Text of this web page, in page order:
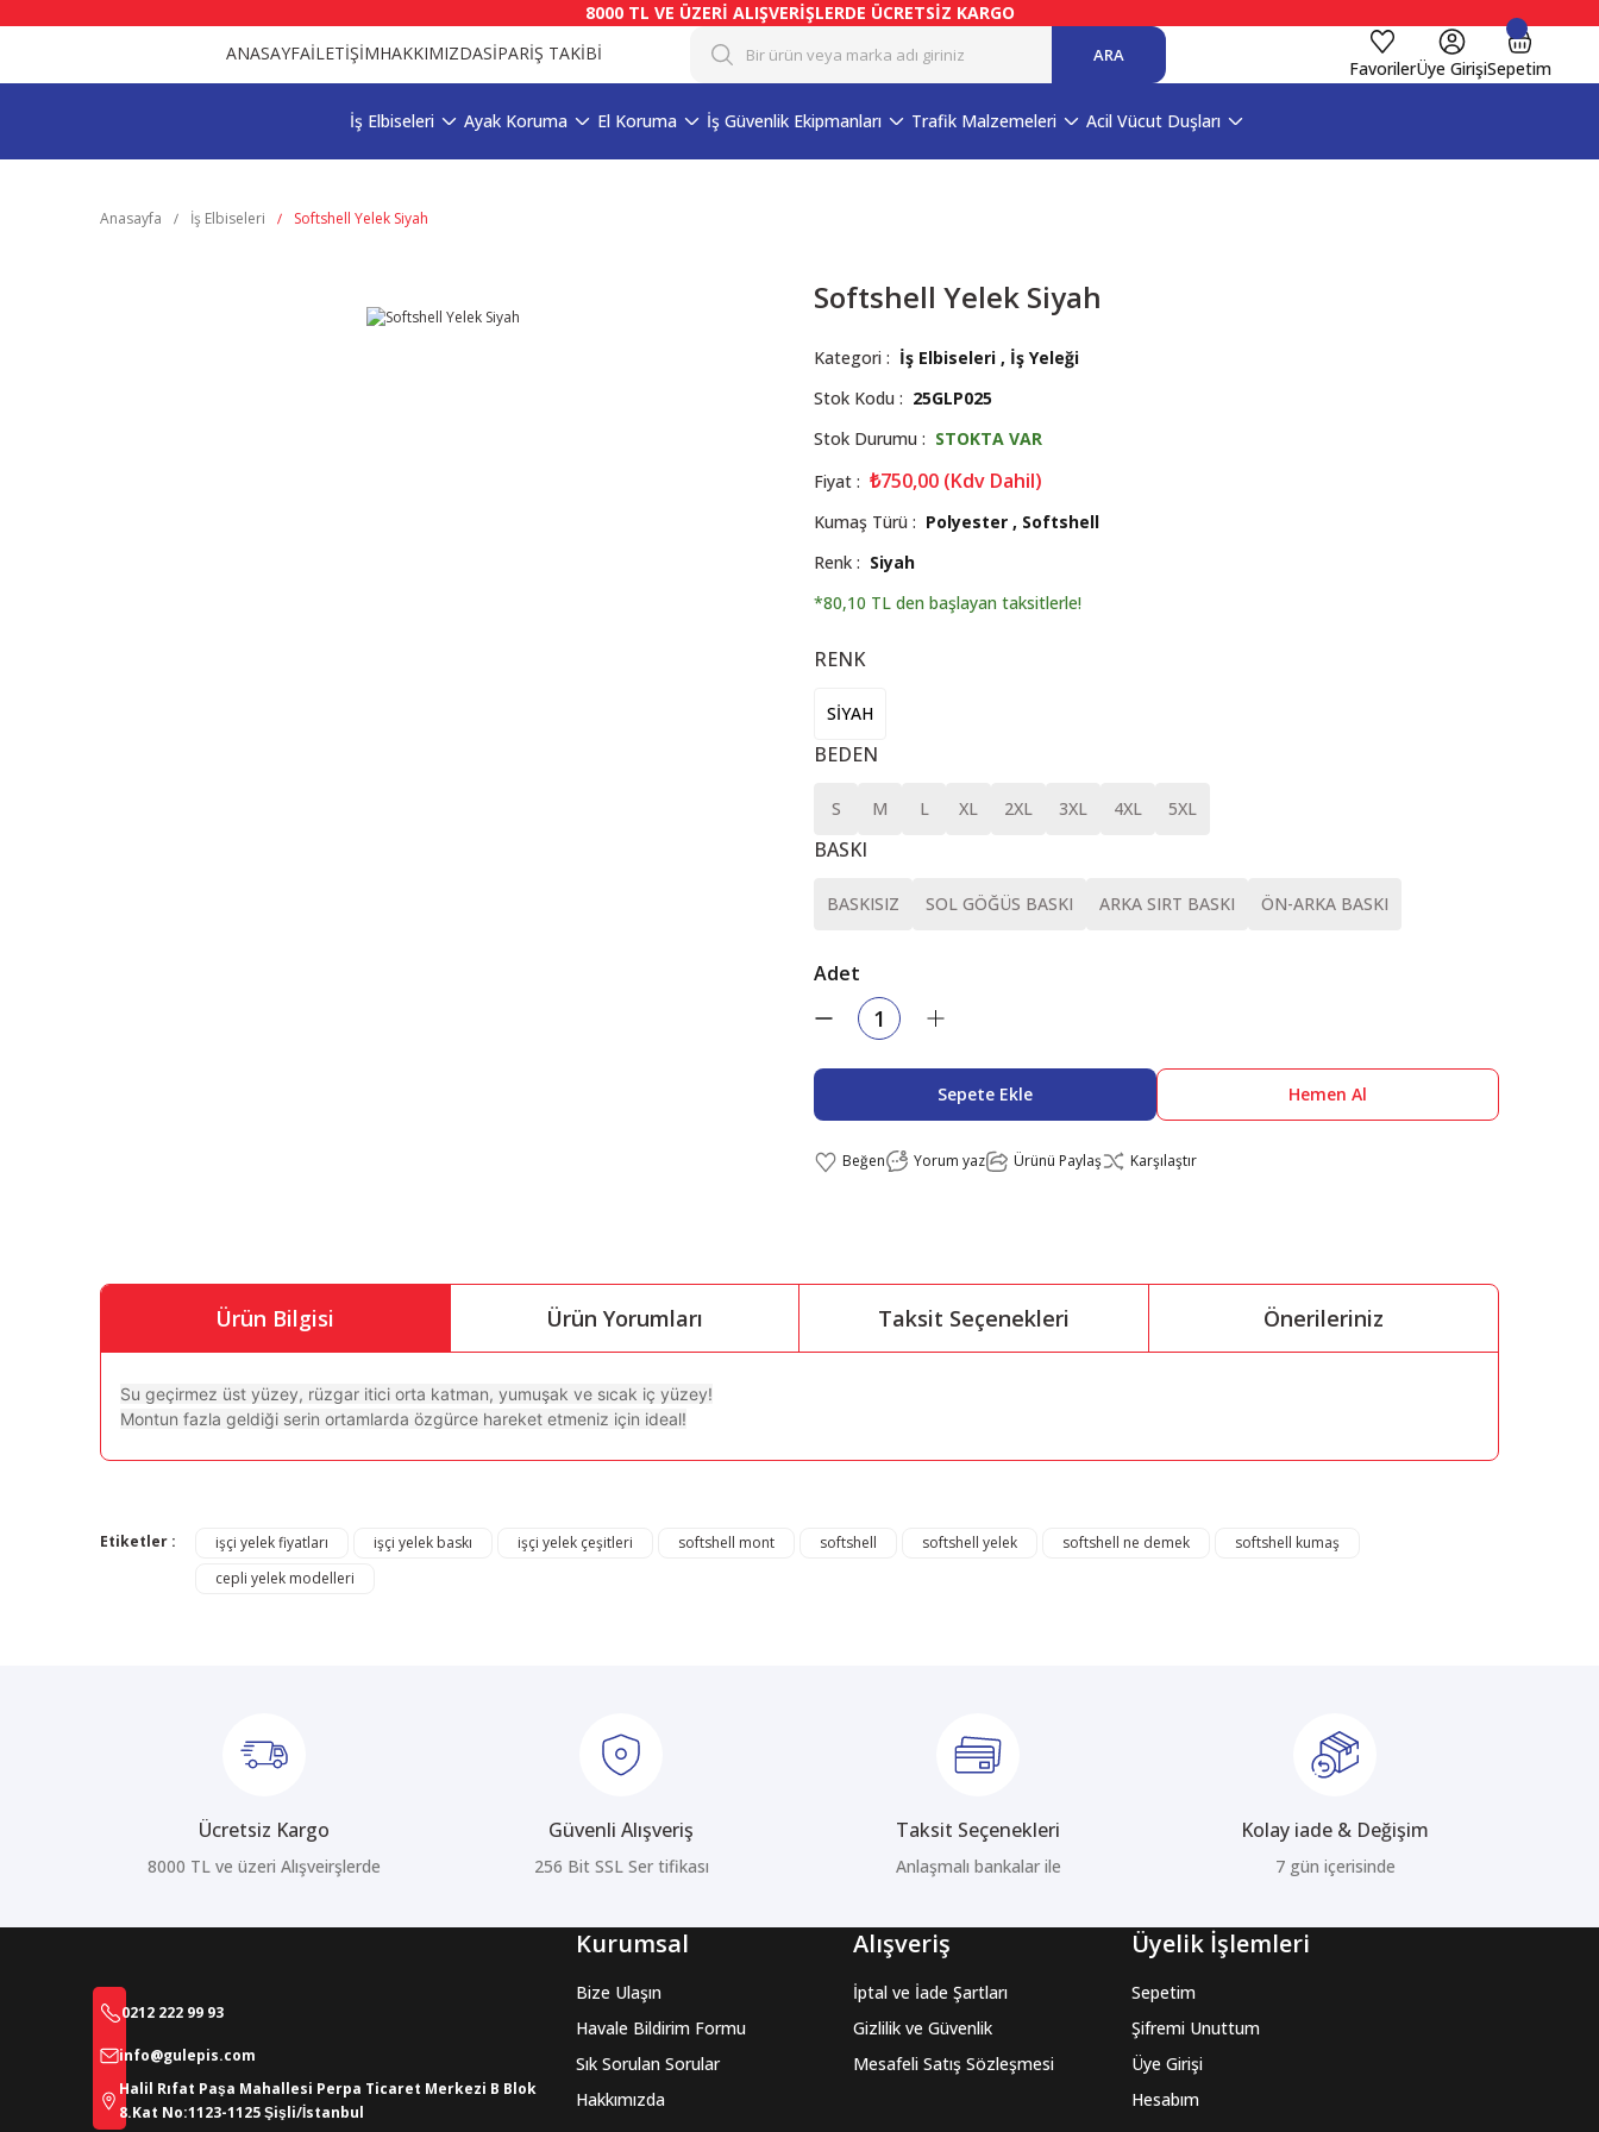
8000 TL VE ÜZERİ ALIŞVERİŞLERDE ÜCRETSİZ KARGO
ANASAYFAİLETİŞİMHAKKIMIZDASİPARİŞ TAKİBİ ARA
FavorilerÜye GirişiSepetim
İş Elbiseleri Ayak Koruma El Koruma İş Güvenlik Ekipmanları Trafik Malzemeleri Acil Vücut Duşları
Anasayfa İş Elbiseleri Softshell Yelek Siyah
Softshell Yelek Siyah
Kategori İş Elbiseleri , İş Yeleği
Stok Kodu
25GLP025
Stok Durumu
STOKTA VAR
Fiyat
₺750,00 (Kdv Dahil)
Kumaş Türü
Polyester , Softshell
Renk
Siyah
*80,10 TL den başlayan taksitlerle!
RENK
SİYAH
BEDEN
S M L XL 2XL 3XL 4XL 5XL
BASKI
BASKISIZ SOL GÖĞÜS BASKI ARKA SIRT BASKI ÖN-ARKA BASKI
Adet
Sepete Ekle Hemen Al
Yorum yaz Ürünü Paylaş Karşılaştır
Ürün Bilgisi Ürün Yorumları Taksit Seçenekleri Önerileriniz
Su geçirmez üst yüzey, rüzgar itici orta katman, yumuşak ve sıcak iç yüzey!
Montun fazla geldiği serin ortamlarda özgürce hareket etmeniz için ideal!
Bu ürüne ilk yorumu siz yapın!
Ürün resmi kalitesiz, bozuk veya görüntülenemiyor.
Etiketler : işçi yelek fiyatları işçi yelek baskı işçi yelek çeşitleri softshell mont softshell softshell yelek softshell ne demek
softshell kumaş
cepli yelek modelleri
Ücretsiz Kargo
8000 TL ve üzeri Alışveirşlerde
Güvenli Alışveriş
256 Bit SSL Ser tifikası
Taksit Seçenekleri
Anlaşmalı bankalar ile
Kolay iade & Değişim
7 gün içerisinde
0212 222 99 93
info@gulepis.com
Halil Rıfat Paşa Mahallesi Perpa Ticaret Merkezi B Blok
8.Kat No:1123-1125 Şişli/İstanbul
Kurumsal
Bize Ulaşın
Havale Bildirim Formu
Sık Sorulan Sorular
Hakkımızda
Alışveriş
İptal ve İade Şartları
Gizlilik ve Güvenlik
Mesafeli Satış Sözleşmesi
Üyelik İşlemleri
Sepetim
Şifremi Unuttum
Üye Girişi
Hesabım